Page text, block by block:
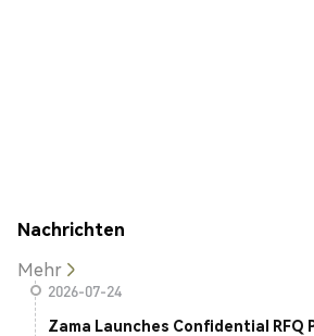
Nachrichten
Mehr
2026-07-24
Zama Launches Confidential RFQ